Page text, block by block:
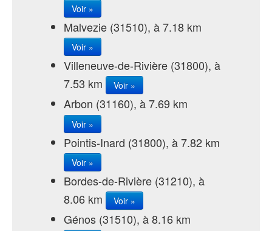
Voir »
Malvezie (31510), à 7.18 km
Voir »
Villeneuve-de-Rivière (31800), à
7.53 km
Voir »
Arbon (31160), à 7.69 km
Voir »
Pointis-Inard (31800), à 7.82 km
Voir »
Bordes-de-Rivière (31210), à
8.06 km
Voir »
Génos (31510), à 8.16 km